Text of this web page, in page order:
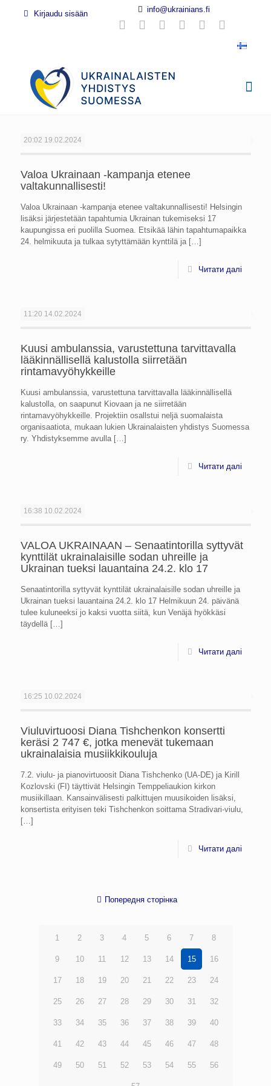
Kirjaudu sisään info@ukrainians.fi
20:02 19.02.2024
Valoa Ukrainaan -kampanja etenee
valtakunnallisesti!
Valoa Ukrainaan -kampanja etenee valtakunnallisesti! Helsingin
lisäksi järjestetään tapahtumia Ukrainan tukemiseksi 17
kaupungissa eri puolilla Suomea. Etsikää lähin tapahtumapaikka
24. helmikuuta ja tulkaa sytyttämään kynttilä ja[…]
Читати далі
11:20 14.02.2024
Kuusi ambulanssia, varustettuna tarvittavalla
lääkinnällisellä kalustolla siirretään
rintamavyöhykkeille
Kuusi ambulanssia, varustettuna tarvittavalla lääkinnällisellä
kalustolla, on saapunut Kiovaan ja ne siirretään
rintamavyöhykkeille. Projektiin osallstui neljä suomalaista
organisaatiota, mukaan lukien Ukrainalaisten yhdistys Suomessa
ry. Yhdistyksemme avulla[…]
Читати далі
16:38 10.02.2024
VALOA UKRAINAAN – Senaatintorilla syttyvät
kynttilät ukrainalaisille sodan uhreille ja
Ukrainan tueksi lauantaina 24.2. klo 17
Senaatintorilla syttyvät kynttilät ukrainalaisille sodan uhreille ja
Ukrainan tueksi lauantaina 24.2. klo 17 Helmikuun 24. päivänä
tulee kuluneeksi jo kaksi vuotta siitä, kun Venäjä hyökkäsi
täydellä[…]
Читати далі
16:25 10.02.2024
Viuluvirtuoosi Diana Tishchenkon konsertti
keräsi 2 747 €, jotka menevät tukemaan
ukrainalaisia musiikkikouluja
7.2. viulu- ja pianovirtuoosit Diana Tishchenko (UA-DE) ja Kirill
Kozlovski (FI) täyttivät Helsingin Temppeliaukion kirkon
musiikillaan. Kansainvälisesti palkittujen muusikoiden lisäksi,
konsertista erityisen teki Tishchenkon soittama Stradivari-viulu,
[…]
Читати далі
Попередня сторінка
1 2 3 4 5 6 7 8
9 10 11 12 13 14 15 16
17 18 19 20 21 22 23 24
25 26 27 28 29 30 31 32
33 34 35 36 37 38 39 40
41 42 43 44 45 46 47 48
49 50 51 52 53 54 55 56